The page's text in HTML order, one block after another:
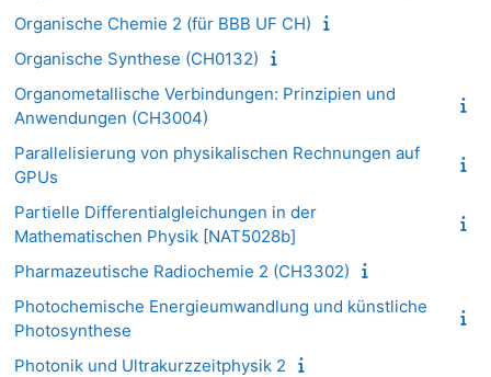
Organische Chemie 2 (für BBB UF CH)
Organische Synthese (CH0132)
Organometallische Verbindungen: Prinzipien und
Anwendungen (CH3004)
Parallelisierung von physikalischen Rechnungen auf
GPUs
Partielle Differentialgleichungen in der
Mathematischen Physik [NAT5028b]
Pharmazeutische Radiochemie 2 (CH3302)
Photochemische Energieumwandlung und künstliche
Photosynthese
Photonik und Ultrakurzzeitphysik 2